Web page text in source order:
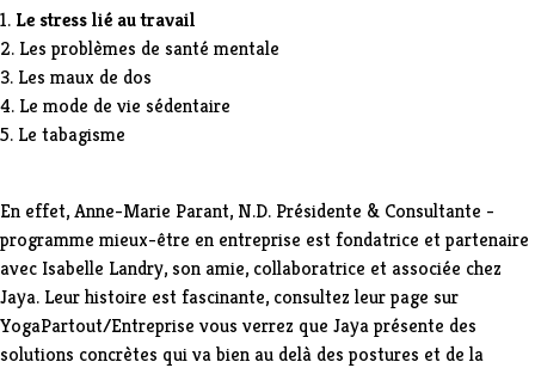
1. Le stress lié au travail
2. Les problèmes de santé mentale
3. Les maux de dos
4. Le mode de vie sédentaire
5. Le tabagisme
En effet, Anne-Marie Parant, N.D. Présidente & Consultante -
programme mieux-être en entreprise est fondatrice et partenaire
avec Isabelle Landry, son amie, collaboratrice et associée chez
Jaya. Leur histoire est fascinante, consultez leur page sur
YogaPartout/Entreprise vous verrez que Jaya présente des
solutions concrètes qui va bien au delà des postures et de la